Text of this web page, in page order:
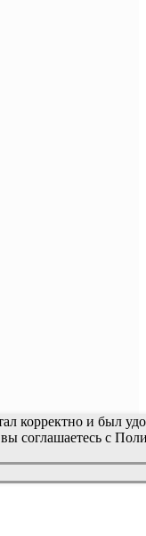
корректно и был
соглашаетесь с